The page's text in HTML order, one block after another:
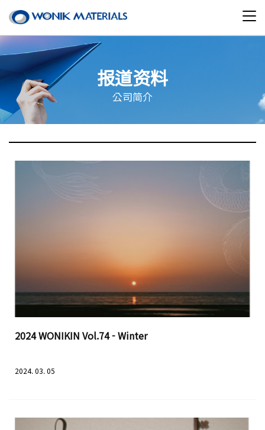
报道资料
公司简介
2024 WONIKIN Vol.74 - Winter
2024. 03. 05